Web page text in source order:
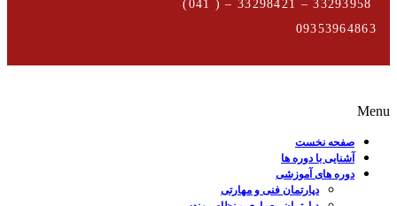
09353964863
Menu
صفحه نخست
آشنایی با دوره ها
دوره های آموزشی
دپارتمان فنی و مهارتی